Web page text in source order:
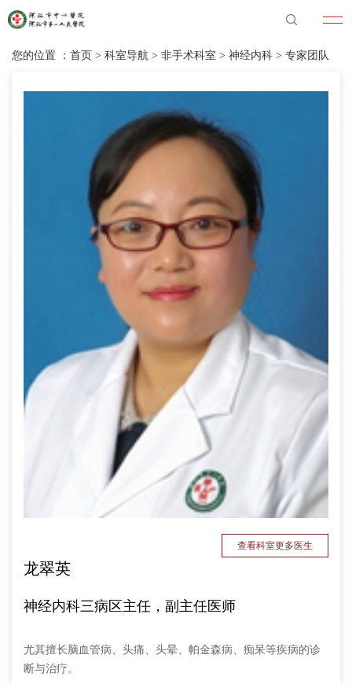
您的位置 ： 首页 > 科室导航 > 非手术科室 > 神经内科 > 专家团队
查看科室更多医生
龙翠英
神经内科三病区主任，副主任医师
尤其擅长脑血管病、头痛、头晕、帕金森病、痴呆等疾病的诊
断与治疗。